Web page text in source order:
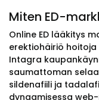
Miten ED-
Online ED lääkitys
erektiohäiriö
Intagra
saumattoman
sildenafiili ja
dynaamisessa